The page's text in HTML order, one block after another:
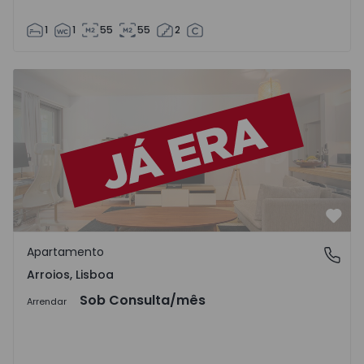
1 1 55 55 2
Arroios, Lisboa
Apartamento
Arroios, Lisboa
Arrendar Sob Consulta/mês